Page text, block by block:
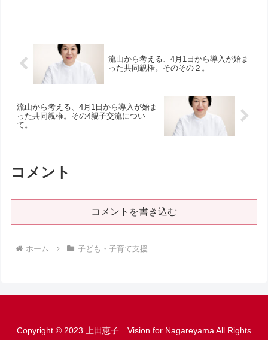
流山から考える、4月1日から導入が始ま
った共同親権。そのその２。
流山から考える、4月1日から導入が始ま
った共同親権。その4親子交流につい
て。
コメント
コメントを書き込む
ホーム 子ども・子育て支援
Copyright © 2023 上田恵子 Vision for Nagareyama All Rights